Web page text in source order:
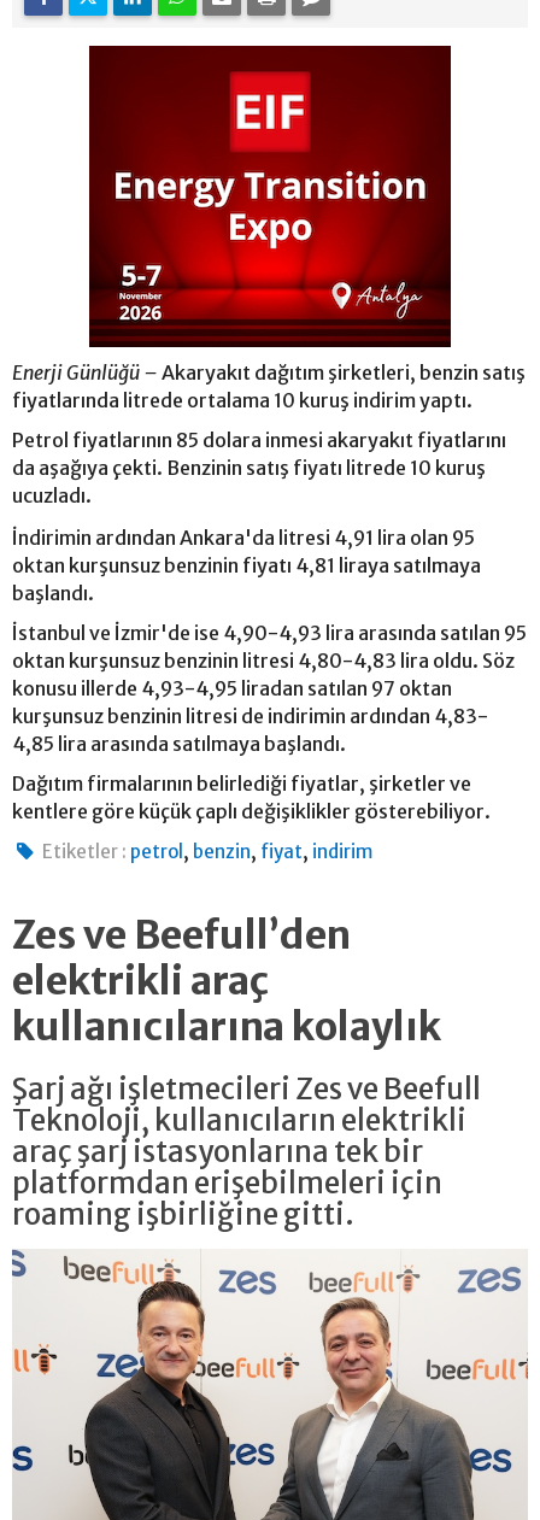
Enerji Günlüğü – Akaryakıt dağıtım şirketleri, benzin satış
fiyatlarında litrede ortalama 10 kuruş indirim yaptı.
Petrol fiyatlarının 85 dolara inmesi akaryakıt fiyatlarını
da aşağıya çekti. Benzinin satış fiyatı litrede 10 kuruş
ucuzladı.
İndirimin ardından Ankara'da litresi 4,91 lira olan 95
oktan kurşunsuz benzinin fiyatı 4,81 liraya satılmaya
başlandı.
İstanbul ve İzmir'de ise 4,90-4,93 lira arasında satılan 95
oktan kurşunsuz benzinin litresi 4,80-4,83 lira oldu. Söz
konusu illerde 4,93-4,95 liradan satılan 97 oktan
kurşunsuz benzinin litresi de indirimin ardından 4,83-
4,85 lira arasında satılmaya başlandı.
Dağıtım firmalarının belirlediği fiyatlar, şirketler ve
kentlere göre küçük çaplı değişiklikler gösterebiliyor.
Etiketler : petrol , benzin, fiyat, indirim
Zes ve Beefull’den
elektrikli araç
kullanıcılarına kolaylık
Şarj ağı işletmecileri Zes ve Beefull
Teknoloji, kullanıcıların elektrikli
araç şarj istasyonlarına tek bir
platformdan erişebilmeleri için
roaming işbirliğine gitti.